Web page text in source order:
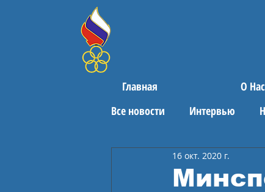
Главная О Нас
Все новости
Интервью
Поздравления16 окт. 2020 г.